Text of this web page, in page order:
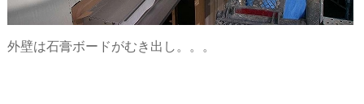
外壁は石膏ボードがむき出し。。。